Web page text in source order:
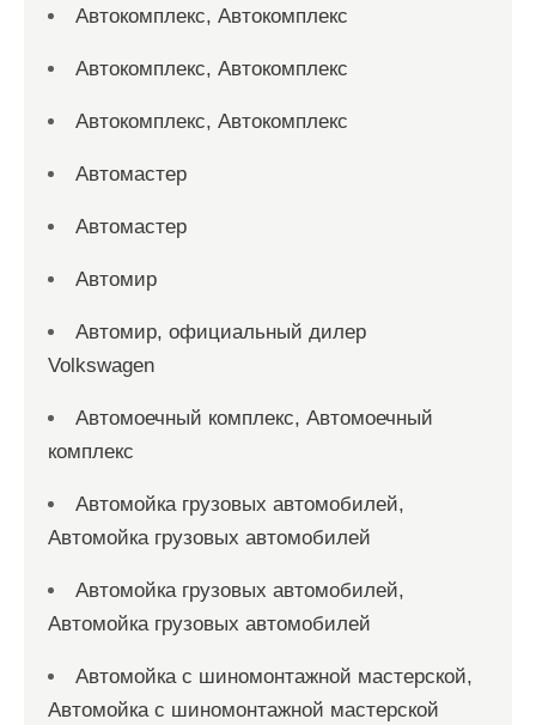
Автокомплекс, Автокомплекс
Автокомплекс, Автокомплекс
Автокомплекс, Автокомплекс
Автомастер
Автомастер
Автомир
Автомир, официальный дилер
Volkswagen
Автомоечный комплекс, Автомоечный
комплекс
Автомойка грузовых автомобилей,
Автомойка грузовых автомобилей
Автомойка грузовых автомобилей,
Автомойка грузовых автомобилей
Автомойка с шиномонтажной мастерской,
Автомойка с шиномонтажной мастерской